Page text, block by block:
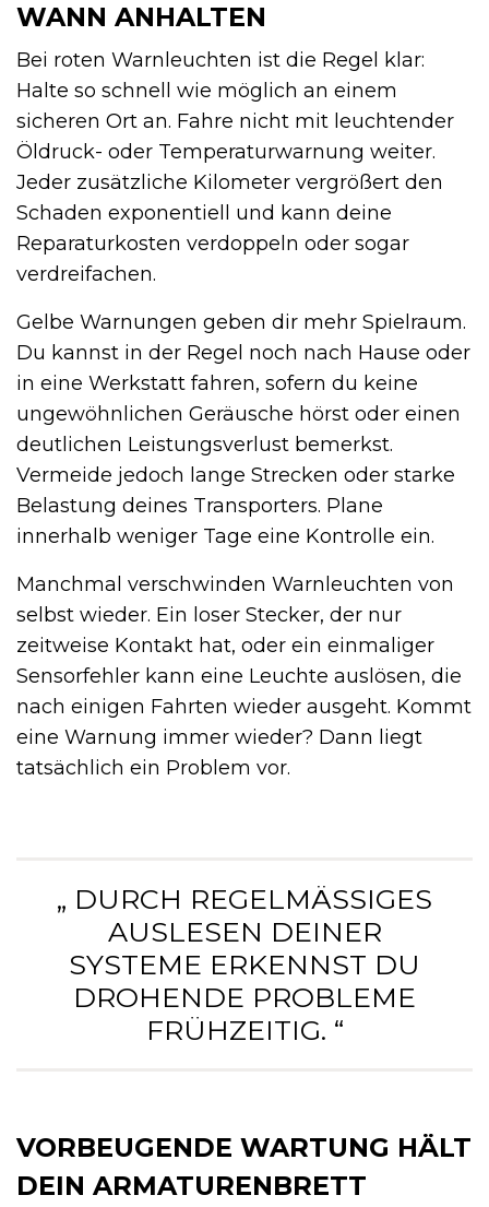
WANN ANHALTEN
Bei roten Warnleuchten ist die Regel klar:
Halte so schnell wie möglich an einem
sicheren Ort an. Fahre nicht mit leuchtender
Öldruck- oder Temperaturwarnung weiter.
Jeder zusätzliche Kilometer vergrößert den
Schaden exponentiell und kann deine
Reparaturkosten verdoppeln oder sogar
verdreifachen.
Gelbe Warnungen geben dir mehr Spielraum.
Du kannst in der Regel noch nach Hause oder
in eine Werkstatt fahren, sofern du keine
ungewöhnlichen Geräusche hörst oder einen
deutlichen Leistungsverlust bemerkst.
Vermeide jedoch lange Strecken oder starke
Belastung deines Transporters. Plane
innerhalb weniger Tage eine Kontrolle ein.
Manchmal verschwinden Warnleuchten von
selbst wieder. Ein loser Stecker, der nur
zeitweise Kontakt hat, oder ein einmaliger
Sensorfehler kann eine Leuchte auslösen, die
nach einigen Fahrten wieder ausgeht. Kommt
eine Warnung immer wieder? Dann liegt
tatsächlich ein Problem vor.
„ DURCH REGELMÄSSIGES A
USLESEN DEINER S
YSTEME ERKENNST DU D
ROHENDE PROBLEME F
RÜHZEITIG. “
VORBEUGENDE WARTUNG HÄLT
DEIN ARMATURENBRETT